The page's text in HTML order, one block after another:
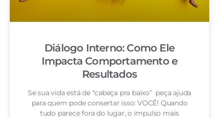
Diálogo Interno: Como Ele
Impacta Comportamento e
Resultados
Se sua vida está de “cabeça pra baixo” peça ajuda
para quem pode consertar isso: VOCÊ! Quando
tudo parece fora do lugar, o impulso mais